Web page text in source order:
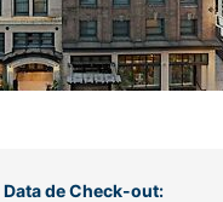
Data de Check-out: